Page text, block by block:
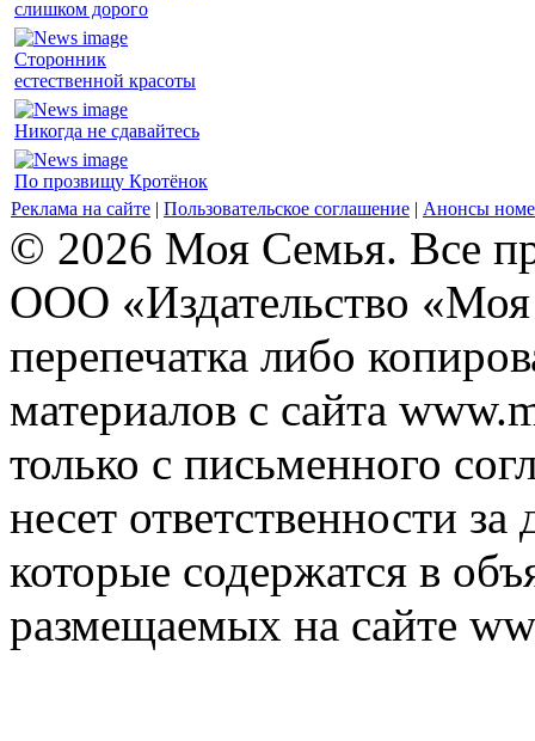
слишком дорого
Сторонник
естественной красоты
Никогда не сдавайтесь
По прозвищу Кротёнок
Реклама на сайте | Пользовательское соглашение | Анонсы
© 2026 Моя Семья. Все
ООО «Издательство
перепечатка либо
материалов с сайта
только с письменного
несет ответственности
которые содержатся в
размещаемых на сайте